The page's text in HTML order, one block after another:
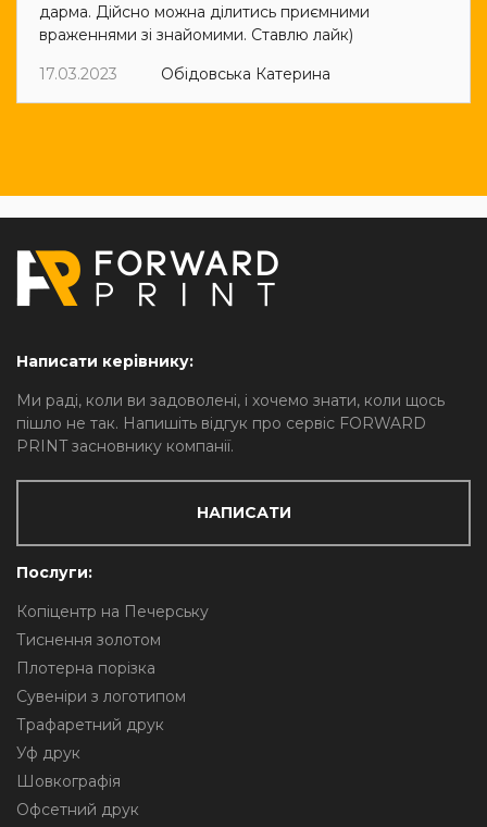
дарма. Дійсно можна ділитись приємними
враженнями зі знайомими. Ставлю лайк)
17.03.2023
Обідовська Катерина
Написати керівнику:
Ми раді, коли ви задоволені, і хочемо знати, коли щось
пішло не так. Напишіть відгук про сервіс FORWARD
PRINT засновнику компанії.
НАПИСАТИ
Послуги:
Копіцентр на Печерську
Тиснення золотом
Плотерна порізка
Сувеніри з логотипом
Трафаретний друк
Уф друк
Шовкографія
Офсетний друк